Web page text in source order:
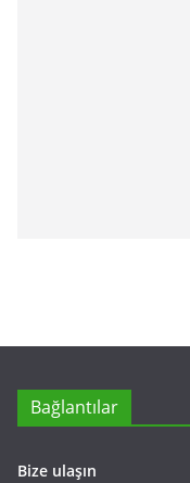
Bağlantılar
Bize ulaşın